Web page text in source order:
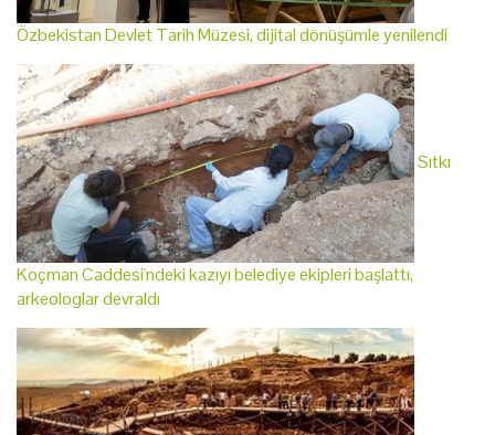
Özbekistan Devlet Tarih Müzesi, dijital dönüşümle yenilendi
Sıtkı
Koçman Caddesi'ndeki kazıyı belediye ekipleri başlattı,
arkeologlar devraldı